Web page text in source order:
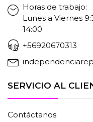
Horas de trabajo:
Lunes a Viernes
14:00
+56920670313
SERVICIO AL
Contáctanos